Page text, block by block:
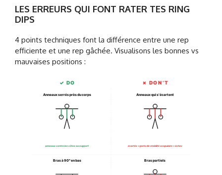
LES ERREURS QUI FONT RATER TES RING
DIPS
4 points techniques font la différence entre une rep
efficiente et une rep gâchée. Visualisons les bonnes vs
mauvaises positions :
✓ DO ✗ DON’T
Anneaux serrés près du corps Anneaux qui s’écartent
anneaux contre les côtes au support écartés = perte de stabilité scapulaire = échec
Bras à 90° en bas Bras partiels